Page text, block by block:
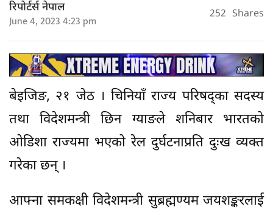
रिपोर्टर्स नेपाल
June 4, 2023 4:23 pm 252 Shares
बेइजिङ, २१ जेठ । चिनियाँ राज्य परिषद्का सदस्य
तथा विदेशमन्त्री छिन ग्याङले शनिबार भारतको
ओडिशा राज्यमा भएको रेल दुर्घटनाप्रति दुःख व्यक्त
गरेका छन् ।
आफ्ना समकक्षी विदेशमन्त्री सुब्रह्मण्यम जयशङ्करलाई